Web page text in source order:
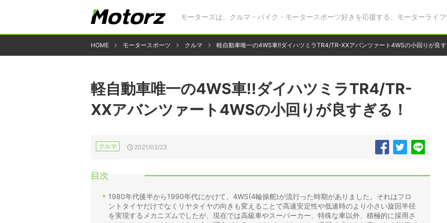
モーターズは、クルマ・バイク・モータースポーツ好きを応援する、モーターライフ
HOME モータースポーツ クルマ 軽自動車唯一の4WS車!!ダイハツミラTR4/TR-XXアバンツァート4WSの小回りが良す
軽自動車唯一の4WS車!!ダイハツミラTR4/TR-
XXアバンツァート4WSの小回りが良すぎる！
クルマ 2021/02/23
目次
1980年代後半から1990年代にかけて、4WS(4輪操舵)が流行った時期がありました。それはフロ
ントタイヤだけでなくリヤタイヤの向きも変えることで高速安定性や低速時のより小さい旋回半径
を実現するメカニズムでしたが、現在では高級車やスーパーカー、特殊な車以外、積極的に採用さ